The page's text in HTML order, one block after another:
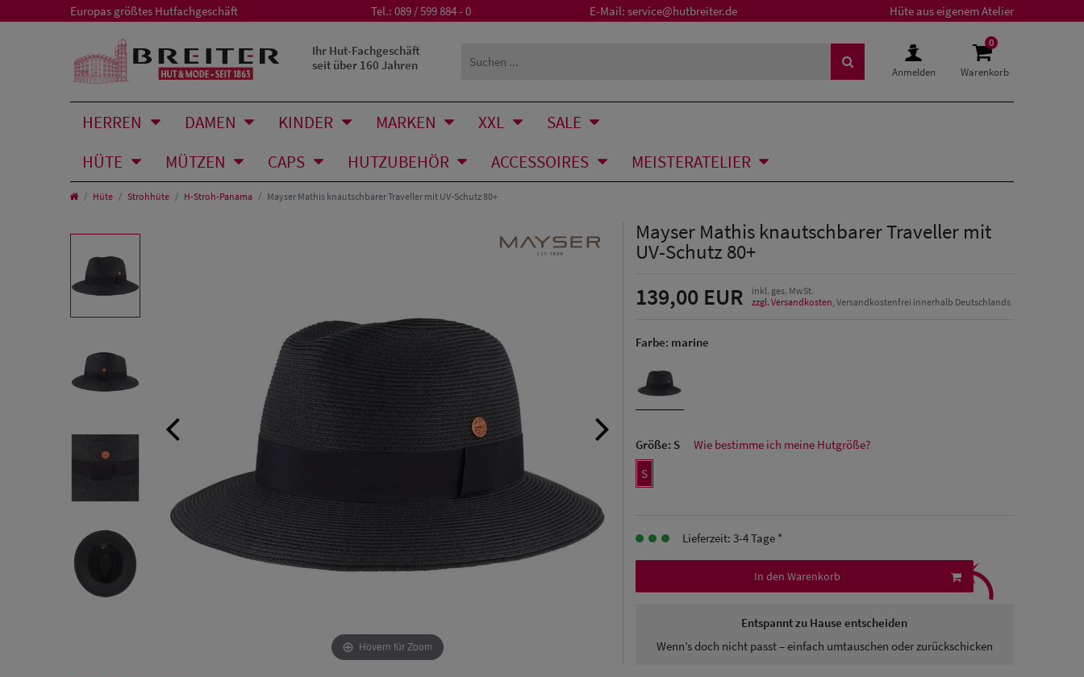
Europas größtes Hutfachgeschäft Tel.: 089 / 599 884 - 0 E-Mail: service@hutbreiter.de Hüte aus eigenem Atelier
Ihr Hut-Fachgeschäft
seit über 160 Jahren
Anmelden
0
Warenkorb
HERREN DAMEN KINDER MARKEN XXL
SALE
HÜTE
MÜTZEN CAPS HUTZUBEHÖR ACCESSOIRES MEISTERATELIER
Hüte Strohhüte H-Stroh-Panama Mayser Mathis knautschbarer Traveller mit UV-Schutz 80+
Hovern für Zoom
Mayser Mathis knautschbarer Traveller mit
UV-Schutz 80+
139,00 EUR
inkl. ges. MwSt.
zzgl. Versandkosten, Versandkostenfrei innerhalb Deutschlands
Farbe: marine
Größe: S
Wie bestimme ich meine Hutgröße?
S
Lieferzeit: 3-4 Tage *
In den Warenkorb
Entspannt zu Hause entscheiden
Wenn’s doch nicht passt – einfach umtauschen oder zurückschicken
⤹